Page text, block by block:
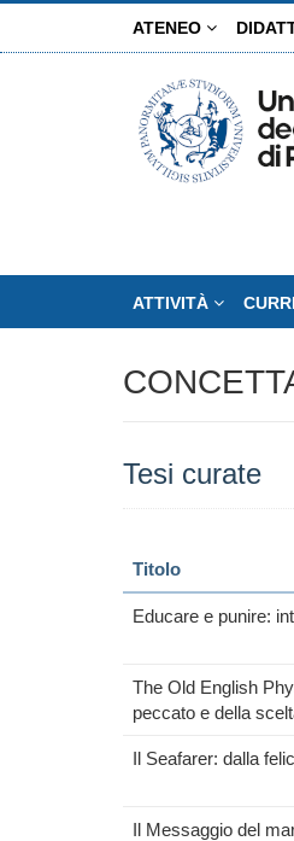
ATENEO
ATTIVITÀ
Tesi curate
Titolo
Educare e punire:
The Old English
peccato e della
Il Seafarer: dalla
Il Messaggio del